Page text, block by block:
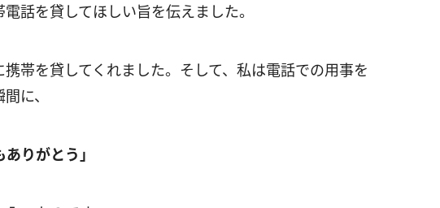
話を貸してほしい旨を伝えました。
帯を貸してくれました。そして、私は電話での用事を
に、
りがとう」